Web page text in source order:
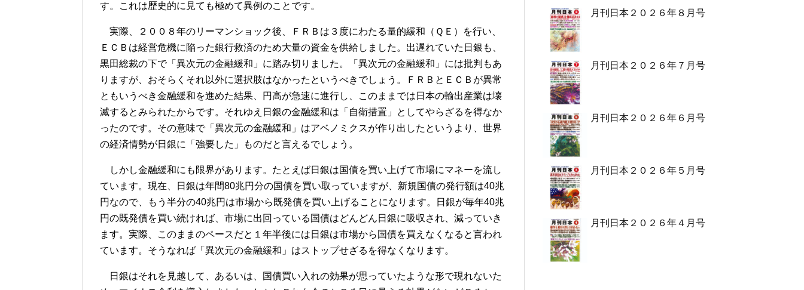
す。これは歴史的に見ても極めて異例のことです。
実際、２００８年のリーマンショック後、ＦＲＢは３度にわたる量的緩和（ＱＥ）を行い、
ＥＣＢは経営危機に陥った銀行救済のため大量の資金を供給しました。出遅れていた日銀も、
黒田総裁の下で「異次元の金融緩和」に踏み切りました。「異次元の金融緩和」には批判もあ
りますが、おそらくそれ以外に選択肢はなかったというべきでしょう。ＦＲＢとＥＣＢが異常
ともいうべき金融緩和を進めた結果、円高が急速に進行し、このままでは日本の輸出産業は壊
滅するとみられたからです。それゆえ日銀の金融緩和は「自衛措置」としてやらざるを得なか
ったのです。その意味で「異次元の金融緩和」はアベノミクスが作り出したというより、世界
の経済情勢が日銀に「強要した」ものだと言えるでしょう。
しかし金融緩和にも限界があります。たとえば日銀は国債を買い上げて市場にマネーを流し
ています。現在、日銀は年間80兆円分の国債を買い取っていますが、新規国債の発行額は40兆
円なので、もう半分の40兆円は市場から既発債を買い上げることになります。日銀が毎年40兆
円の既発債を買い続ければ、市場に出回っている国債はどんどん日銀に吸収され、減っていき
ます。実際、このままのペースだと１年半後には日銀は市場から国債を買えなくなると言われ
ています。そうなれば「異次元の金融緩和」はストップせざるを得なくなります。
日銀はそれを見越して、あるいは、国債買い入れの効果が思っていたような形で現れないた
月刊日本２０２６年８月号
月刊日本２０２６年７月号
月刊日本２０２６年６月号
月刊日本２０２６年５月号
月刊日本２０２６年４月号